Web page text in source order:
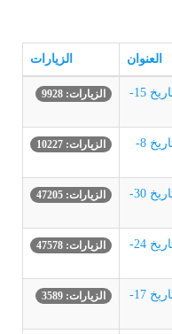
العنوان الزيارات
قرارات جلسة التنظيم والبناء المحلية بتاريخ 15-
الزيارات: 9928
قرارات جلسة التنظيم والبناء المحلية بتاريخ 8-
الزيارات: 10227
قرارات جلسة التنظيم والبناء المحلية بتاريخ 30-
الزيارات: 47205
قرارات جلسة التنظيم والبناء المحلية بتاريخ 24-
الزيارات: 47578
قرارات جلسة التنظيم والبناء المحلية بتاريخ 17-
الزيارات: 3589